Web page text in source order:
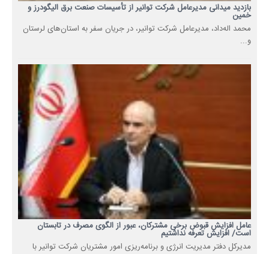
بازدید میدانی مدیرعامل شرکت توانیر از تأسیسات صنعت برق الیگودرز و
خمین
محمد اله‌داد، مدیرعامل شرکت توانیر، در جریان سفر به استان‌های لرستان
و...
عامل افزایش قبوض برخی مشترکان، عبور از الگوی مصرف در تابستان
است/ افزایش تعرفه نداشتیم
مدیرکل دفتر مدیریت انرژی و برنامه‌ریزی امور مشتریان شرکت توانیر با